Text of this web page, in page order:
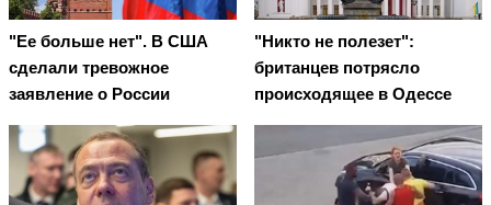
"Ее больше нет". В США
сделали тревожное
заявление о России
"Никто не полезет":
британцев потрясло
происходящее в Одессе